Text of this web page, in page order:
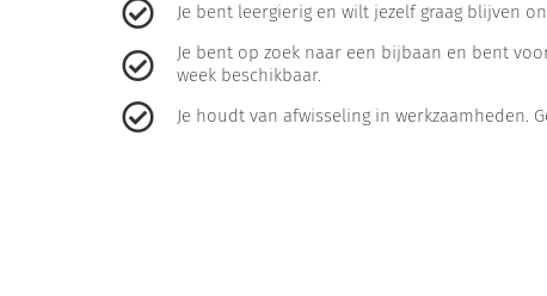
Je bent leergierig en wilt jezelf graag blijven
Je bent op zoek naar een bijbaan en bent
week beschikbaar.
Je houdt van afwisseling in werkzaamheden.